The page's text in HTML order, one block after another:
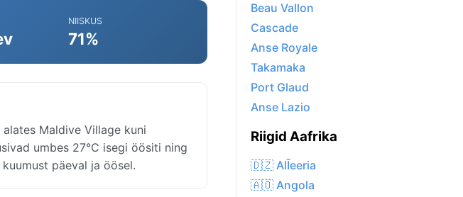
NIISKUS
71%
Maldive Village kuni
umbes 27°C isegi öösiti ning
päeval ja öösel.
Beau Vallon
Cascade
Anse Royale
Takamaka
Port Glaud
Anse Lazio
Riigid Aafrika
🇩🇿 AlĪeeria
🇦🇴 Angola